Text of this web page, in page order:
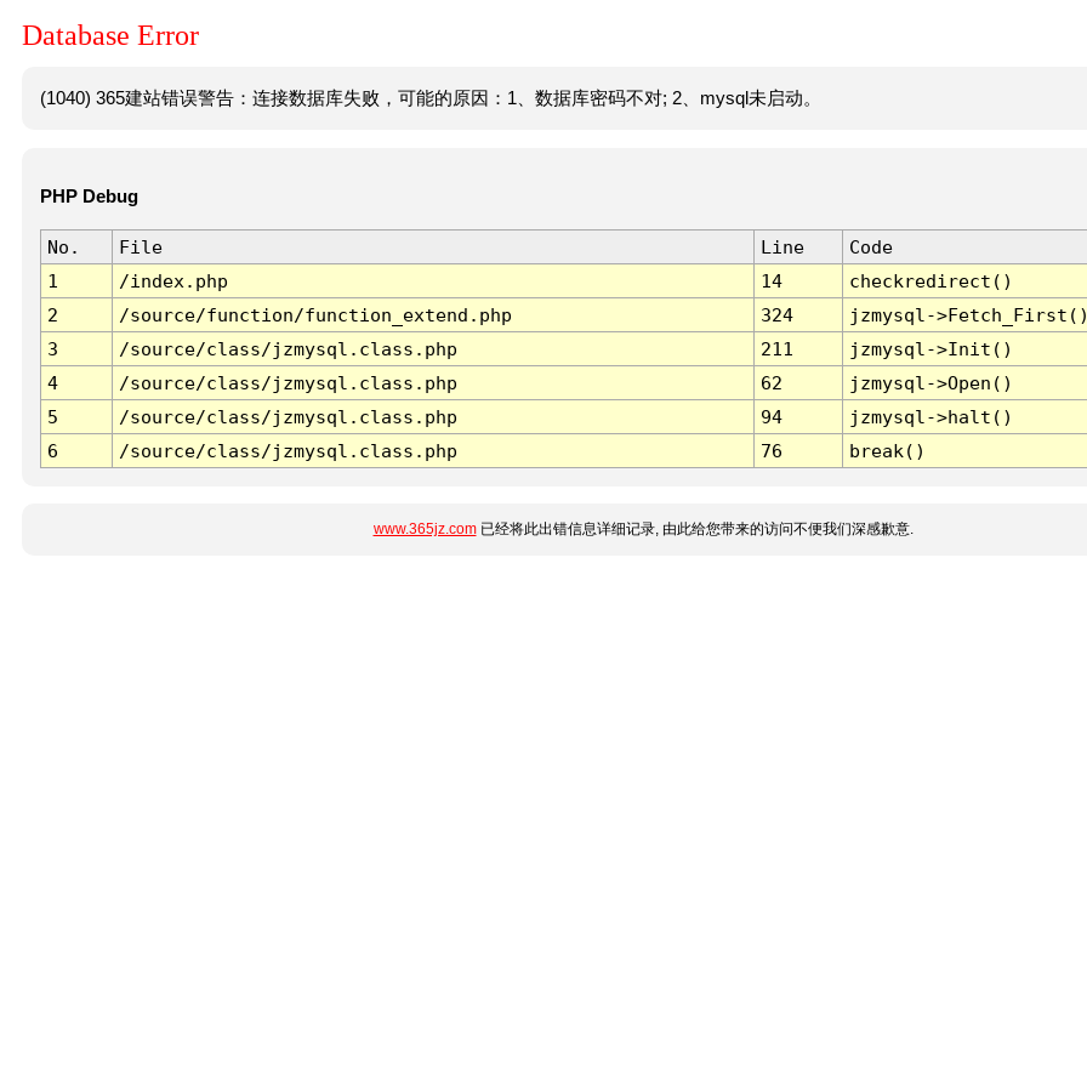
Database Error
(1040) 365建站错误警告：连接数据库失败，可能的原因：1、数据库密码不对; 2、mysql未启动。
PHP Debug
No. File Line
Code
1
/index.php 14
checkredirect()
2
/source/function/function_extend.php 324
jzmysql-
3
/source/class/jzmysql.class.php 211
jzmysql->Init()
4
/source/class/jzmysql.class.php 62
jzmysql->Open()
5
/source/class/jzmysql.class.php 94
jzmysql->halt()
6
/source/class/jzmysql.class.php 76 break()
www.365jz.com已经将此出错信息详细记录, 由此给您带来的访问不便我们深感歉意.